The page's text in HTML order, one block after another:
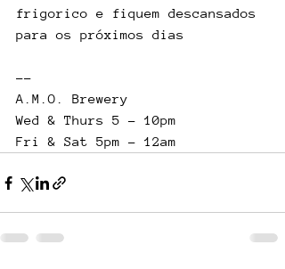
frigorico e fiquem descansados
para os próximos dias
--
A.M.O. Brewery
Wed & Thurs 5 - 10pm
Fri & Sat 5pm - 12am